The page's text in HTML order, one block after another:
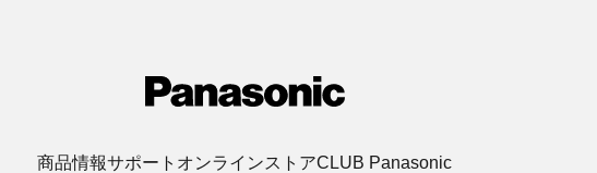
商品情報サポート オンラインストアCLUB Panasonic